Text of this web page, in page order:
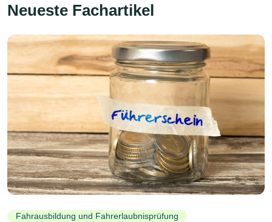
Neueste Fachartikel
Fahrausbildung und Fahrerlaubnisprüfung